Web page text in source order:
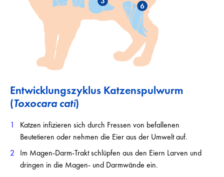
Entwicklungszyklus Katzenspulwurm
(Toxocara cati)
Katzen infizieren sich durch Fressen von befallenen
Beutetieren oder nehmen die Eier aus der Umwelt auf.
Im Magen-Darm-Trakt schlüpfen aus den Eiern Larven und
dringen in die Magen- und Darmwände ein.